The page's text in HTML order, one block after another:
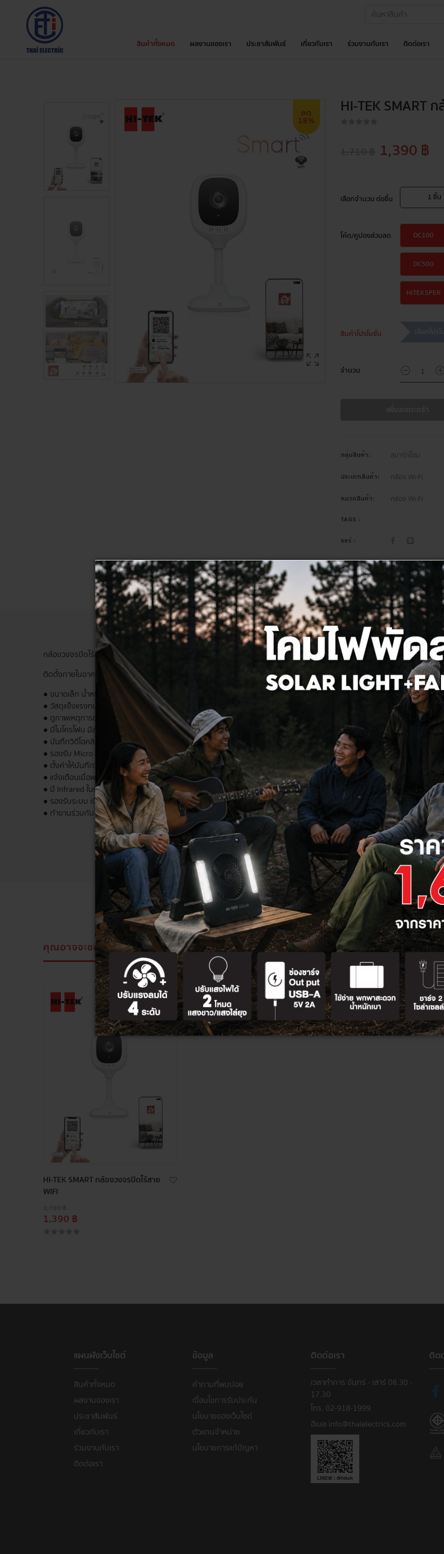
สินค้าทั้งหมด ผลงานของเรา ประชาสัมพันธ์ เกี่ยวกับเรา ร่วมงานกับเรา ติดต่อเรา
ลด
18%
HI-TEK SMART
1,390 ฿
เลือกจำนวน ต่อชิ้น 1 ชิ้น
โค้ด/คูปองส่วนลด DC100
DC500
HITEK5PER
สินค้าโปรโมชั่น
จำนวน
กลุ่มสินค้า: สมาร์ทโฮม
ประเภทสินค้า: กล้อง Wi-Fi
หมวดสินค้า: กล้อง Wi-Fi
TAGS :
แชร์ :
รายละเอียด สเปค รีวิว(0) ดาวน์โหลด
กล้องวงจรปิดไร้สาย SMART WIFI สีขาว FHD (1920x1080pixels)
ติดตั้งภายในอาคาร บันทึกเหตุการณ์ต่างๆเชื่อมต่อผ่าน Wi-Fi 2.4GHz บันทึกวิดีโอไปยังหน่วยความจำ Micro SD ได้
● ขนาดเล็ก น้ำหนักเบา ติดตั้งง่าย
● วัสดุแข็งแรงทนทาน ABS+PC
● ดูภาพเหตุการณ์แบบ Realtime ได้
● มีไมโครโฟน มีลำโพงในตัว พูดคุยสื่อสารกับปลายทางได้
● บันทึกวิดีโอคลิป เข้าสู่หน่วยความจำ Micro SD ได้
● รองรับ Micro SD สูงสุด 128GB
● ตั้งค่าให้บันทึกวิดีโอคลิป เมื่อพบความเคลื่อนไหวได้
● แจ้งเตือนเมื่อพบความเคลื่อนไหวได้
● มี Infrared ในตัว มองเห็นได้ยามค่ำคืน
● รองรับระบบ iOS และ Android
● ทำงานร่วมกับ Google home ได้
คุณอาจจะชอบสิ่งนี้ สินค้าที่ดูล่าสุด
ลด
HI-TEK SMART กล้องวงจรปิดไร้สาย
WIFI
1,390 ฿
แผนผังเว็บไซต์
สินค้าทั้งหมด
ผลงานของเรา
ประชาสัมพันธ์
เกี่ยวกับเรา
ร่วมงานกับเรา
ติดต่อเรา
ข้อมูล
คำถามที่พบบ่อย
เงื่อนไขการรับประกัน
นโยบายของเว็บไซต์
ตัวแทนจำหน่าย
นโยบายการแก้ปัญหา
ติดต่อเรา
เวลาทำการ จันทร์ - เสาร์ 08.30 -
17.30
โทร. 02-918-1999
อีเมล info@thaielectrics.com
ติด